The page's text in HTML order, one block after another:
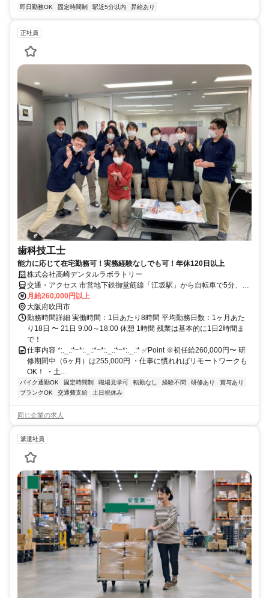
即日勤務OK 固定時間制 駅近5分以内 昇給あり
正社員
歯科技工士
能力に応じて在宅勤務可！実務経験なしでも可！年休120日以上
株式会社高崎デンタルラボラトリー
交通・アクセス 市営地下鉄御堂筋線「江坂駅」から自転車で5分、JR
おおさか東線「南吹田駅」から自転車で6分
月給260,000円以上
大阪府吹田市
勤務時間詳細 実働時間：1日あたり8時間 平均勤務日数：1ヶ月あた
り18日 〜 21日 9:00～18:00 休憩 1時間 残業は基本的に1日2時間ま
で！
仕事内容 *:._.:*~*:._.:*~*:._.:*~*:._.:* ✅Point ※初任給260,000円〜 研
修期間中（6ヶ月）は255,000円 ・仕事に慣れればリモートワークも
OK！ ・土...
バイク通勤OK 固定時間制 職場見学可 転勤なし 経験不問 研修あり
賞与あり
ブランクOK
交通費支給 土日祝休み
同じ企業の求人
派遣社員